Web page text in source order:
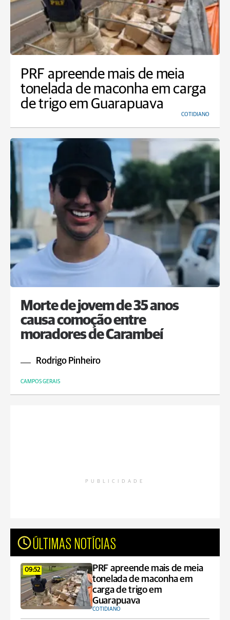
PRF apreende mais de meia
tonelada de maconha em carga
de trigo em Guarapuava
COTIDIANO
Morte de jovem de 35 anos
causa comoção entre
moradores de Carambeí
Rodrigo Pinheiro
CAMPOS GERAIS
PUBLICIDADE
ÚLTIMAS NOTÍCIAS
09:52
PRF apreende mais de meia
tonelada de maconha em
carga de trigo em
Guarapuava
COTIDIANO